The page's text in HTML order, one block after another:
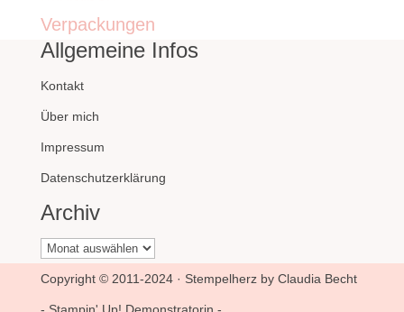
Verpackungen
Allgemeine Infos
Kontakt
Über mich
Impressum
Datenschutzerklärung
Archiv
Archiv
Copyright © 2011-2024 · Stempelherz by Claudia Becht